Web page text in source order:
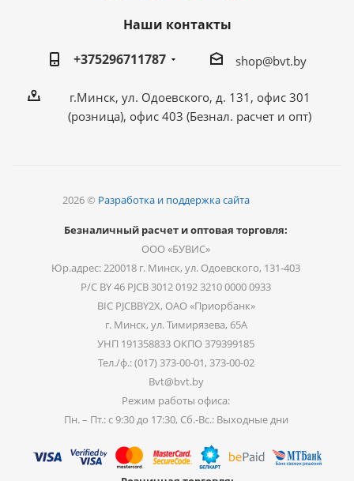
Наши контакты
+375296711787
shop@bvt.by
г.Минск, ул. Одоевского, д. 131, офис 301
(розница), офис 403 (Безнал. расчет и опт)
2026 © Разработка и поддержка сайта
Безналичный расчет и оптовая торговля:
ООО «БУВИС»
Юр.адрес: 220018 г. Минск, ул. Одоевского, 131-403
Р/С BY 46 PJCB 3012 0192 3210 0000 0933
BIC PJCBBY2X, ОАО «Приорбанк»
г. Минск, ул. Тимирязева, 65А
УНП 191358833 ОКПО 379399185
Тел./ф.: (017) 373-00-01, 373-00-02
Bvt@bvt.by
Режим работы офиса:
Пн. – Пт.: с 9:30 до 17:30, Сб.-Вс.: Выходные дни